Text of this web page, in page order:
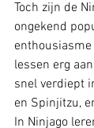
Toch zijn de
ongekend
lessen erg
snel verdiept
en Spinjitzu,
In Ninjago